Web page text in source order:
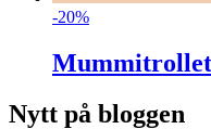
-20%
Nytt på bloggen